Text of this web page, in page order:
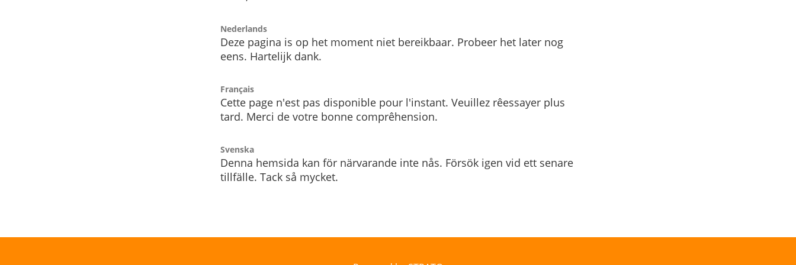
Nederlands
Deze pagina is op het moment niet bereikbaar. Probeer het later nog
eens. Hartelijk dank.
Français
Cette page n'est pas disponible pour l'instant. Veuillez rêessayer plus
tard. Merci de votre bonne comprêhension.
Svenska
Denna hemsida kan för närvarande inte nås. Försök igen vid ett senare
tillfälle. Tack så mycket.